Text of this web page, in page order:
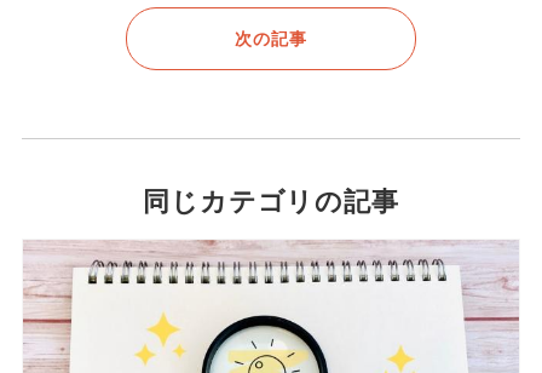
次の記事
同じカテゴリの記事